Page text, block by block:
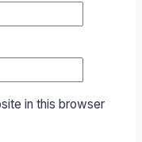
in this browser